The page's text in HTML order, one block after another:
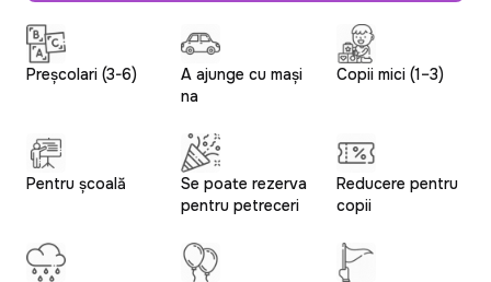
Preșcolari (3-6)
A ajunge cu mași
na
Copii mici (1–3)
Pentru școală
Se poate rezerva
pentru petreceri
Reducere pentru
copii